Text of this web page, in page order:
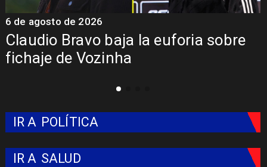
Claudio Bravo baja la euforia sobre
fichaje de Vozinha
6 de agosto de 2026
IR A POLÍTICA
IR A SALUD